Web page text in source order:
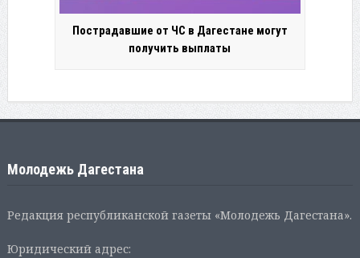
Пострадавшие от ЧС в Дагестане могут
получить выплаты
Молодежь Дагестана
Редакция республиканской газеты «Молодежь Дагестана».
Юридический адрес: